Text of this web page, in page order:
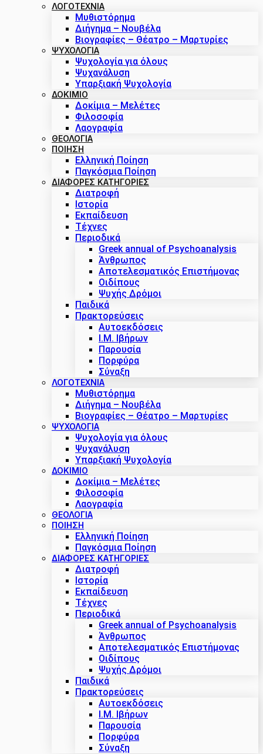
ΛΟΓΟΤΕΧΝΙΑ
Μυθιστόρημα
Διήγημα – Νουβέλα
Βιογραφίες – Θέατρο – Μαρτυρίες
ΨΥΧΟΛΟΓΙΑ
Ψυχολογία για όλους
Ψυχανάλυση
Υπαρξιακή Ψυχολογία
ΔΟΚΊΜΙΟ
Δοκίμια – Μελέτες
Φιλοσοφία
Λαογραφία
ΘΕΟΛΟΓΙΑ
ΠΟΙΗΣΗ
Ελληνική Ποίηση
Παγκόσμια Ποίηση
ΔΙΑΦΟΡΕΣ ΚΑΤΗΓΟΡΙΕΣ
Διατροφή
Ιστορία
Εκπαίδευση
Τέχνες
Περιοδικά
Greek annual of Psychoanalysis
Άνθρωπος
Αποτελεσματικός Επιστήμονας
Οιδίπους
Ψυχής Δρόμοι
Παιδικά
Πρακτoρεύσεις
Αυτοεκδόσεις
Ι.Μ. Ιβήρων
Παρουσία
Πορφύρα
Σύναξη
ΛΟΓΟΤΕΧΝΙΑ
Μυθιστόρημα
Διήγημα – Νουβέλα
Βιογραφίες – Θέατρο – Μαρτυρίες
ΨΥΧΟΛΟΓΙΑ
Ψυχολογία για όλους
Ψυχανάλυση
Υπαρξιακή Ψυχολογία
ΔΟΚΊΜΙΟ
Δοκίμια – Μελέτες
Φιλοσοφία
Λαογραφία
ΘΕΟΛΟΓΙΑ
ΠΟΙΗΣΗ
Ελληνική Ποίηση
Παγκόσμια Ποίηση
ΔΙΑΦΟΡΕΣ ΚΑΤΗΓΟΡΙΕΣ
Διατροφή
Ιστορία
Εκπαίδευση
Τέχνες
Περιοδικά
Greek annual of Psychoanalysis
Άνθρωπος
Αποτελεσματικός Επιστήμονας
Οιδίπους
Ψυχής Δρόμοι
Παιδικά
Πρακτoρεύσεις
Αυτοεκδόσεις
Ι.Μ. Ιβήρων
Παρουσία
Πορφύρα
Σύναξη